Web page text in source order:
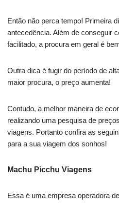
Então não perca tempo! Primeira
antecedência. Além de conseguir
facilitado, a procura em geral é
Outra dica é fugir do período de
maior procura, o preço aumenta!
Contudo, a melhor maneira de
realizando uma pesquisa de
viagens. Portanto confira as
para a sua viagem dos sonhos!
Machu Picchu Viagens
Essa é uma empresa operadora